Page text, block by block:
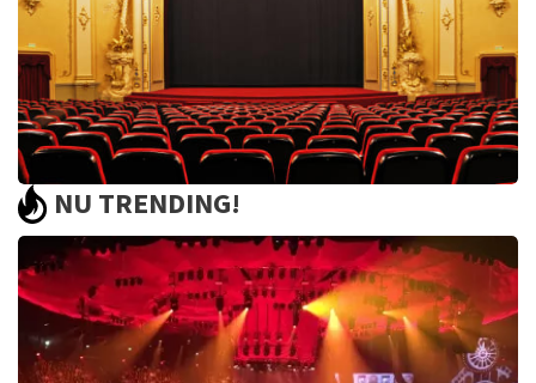
BEKIJKEN
Saturday Night Fever
60reviews
BEKIJKEN
NU TRENDING!